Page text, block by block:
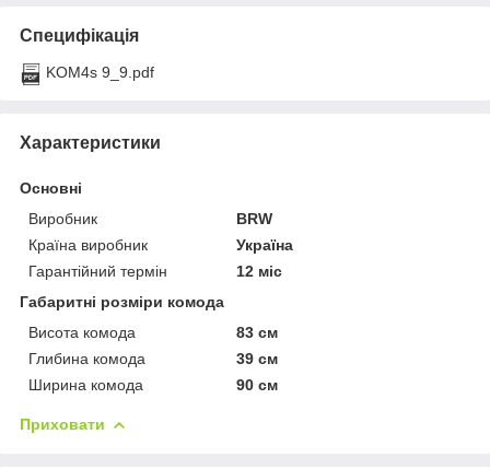
Специфікація
KOM4s 9_9.pdf
Характеристики
Основні
Виробник
BRW
Країна виробник
Україна
Гарантійний термін
12 міс
Габаритні розміри комода
Висота комода
83 см
Глибина комода
39 см
Ширина комода
90 см
Приховати